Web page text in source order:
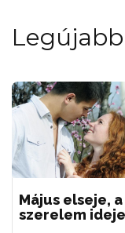
Május elseje, a
szerelem ideje